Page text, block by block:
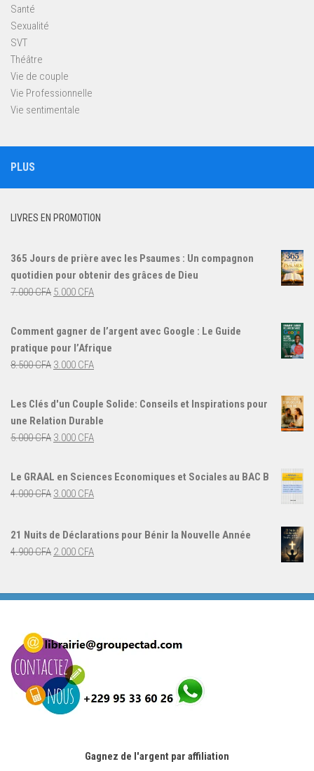
Santé
Sexualité
SVT
Théâtre
Vie de couple
Vie Professionnelle
Vie sentimentale
PLUS
LIVRES EN PROMOTION
365 Jours de prière avec les Psaumes : Un compagnon
quotidien pour obtenir des grâces de Dieu
7.000CFA Le
était :
7.000 CFA.
5.000 CFALe
actuel
est :
Comment gagner de l’argent avec Google : Le Guide
pratique pour l’Afrique
8.500CFA Le
initial
était :
8.500 CFA.
3.000 CFALe
actuel
est :
Les Clés d'un Couple Solide: Conseils et Inspirations pour
une Relation Durable
5.000CFA Le
initial
était :
3.000 CFALe
actuel
Le GRAAL en Sciences Economiques et Sociales au BAC B
4.000CFA Le
4.000 CFA.
3.000 CFALe
3.000 CFA.
21 Nuits de Déclarations pour Bénir la Nouvelle Année
4.900CFA Le
était :
2.000 CFALe
est :
Gagnez de l'argent par affiliation